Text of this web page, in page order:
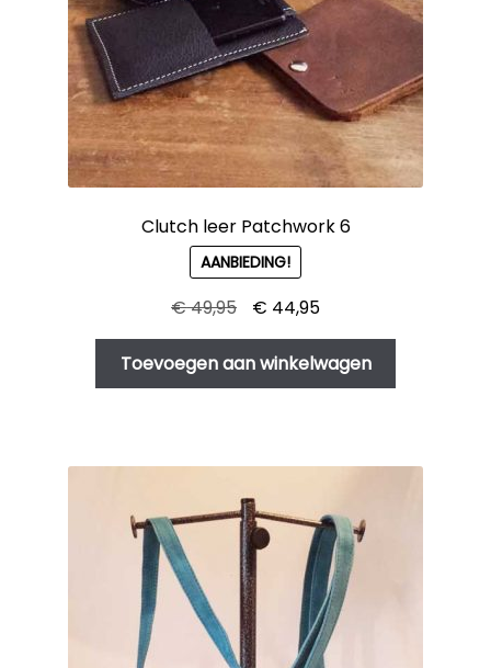
Clutch leer Patchwork 6
AANBIEDING!
€49,95
Oorspronkelijke
prijs
was:
€ 49,95.
€ 44,95Huidige
prijs
is:
€ 44,95.
Toevoegen aan winkelwagen